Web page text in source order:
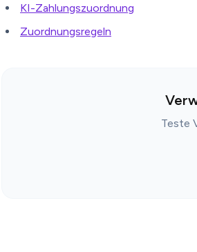
KI-Zahlungszuordnung
Zuordnungsregeln
Teste